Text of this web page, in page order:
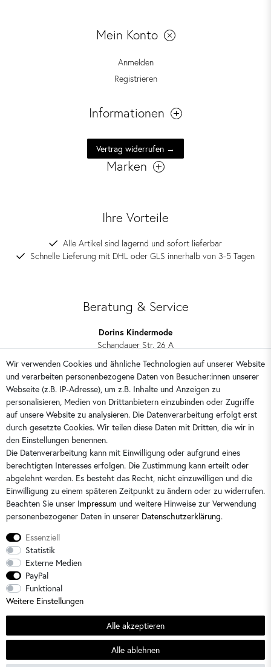
Mein Konto
Anmelden
Registrieren
Informationen
Vertrag widerrufen →
Marken
Ihre Vorteile
Alle Artikel sind lagernd und sofort lieferbar
Schnelle Lieferung mit DHL oder GLS innerhalb von 3-5 Tagen
Beratung & Service
Dorins Kindermode
Schandauer Str. 26 A
01309 Dresden
0351 28708090
kontakt@dorins-kindermode.de
Sie erreichen uns: Montag - Freitag 9 - 16 Uhr
Alle Preise sind inkl. der gesetzlichen Mehrwertsteuer und zzgl.
© 2026 Dorins Kindermode / Alle Rechte vorbehalten. /
Sommerschlussverkauf
Wir verwenden Cookies und ähnliche Technologien auf unserer Website
und verarbeiten personenbezogene Daten von Besucher:innen unserer
Webseite (z.B. IP-Adresse), um z.B. Inhalte und Anzeigen zu
personalisieren, Medien von Drittanbietern einzubinden oder Zugriffe
auf unsere Website zu analysieren. Die Datenverarbeitung erfolgt erst
durch gesetzte Cookies. Wir teilen diese Daten mit Dritten, die wir in
den Einstellungen benennen.
Die Datenverarbeitung kann mit Einwilligung oder aufgrund eines
berechtigten Interesses erfolgen. Die Zustimmung kann erteilt oder
abgelehnt werden. Es besteht das Recht, nicht einzuwilligen und die
Einwilligung zu einem späteren Zeitpunkt zu ändern oder zu widerrufen.
Beachten Sie unser Impressum und weitere Hinweise zur Verwendung
personenbezogener Daten in unserer Daten­schutz­erklärung.
Essenziell
Statistik
Externe Medien
PayPal
Funktional
Weitere Einstellungen
Alle akzeptieren
Alle ablehnen